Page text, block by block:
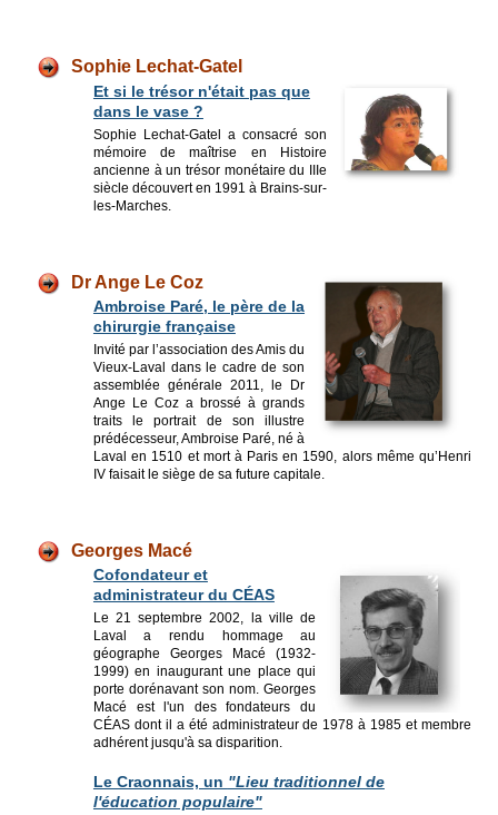
Sophie Lechat-Gatel
Et si le trésor n'était pas que
dans le vase ?
Sophie Lechat-Gatel a consacré son
mémoire de maîtrise en Histoire
ancienne à un trésor monétaire du IIIe
siècle découvert en 1991 à Brains-sur-
les-Marches.
Dr Ange Le Coz
Ambroise Paré, le père de la
chirurgie française
Invité par l’association des Amis du
Vieux-Laval dans le cadre de son
assemblée générale 2011, le Dr
Ange Le Coz a brossé à grands
traits le portrait de son illustre
prédécesseur, Ambroise Paré, né à
Laval en 1510 et mort à Paris en 1590, alors même qu’Henri
IV faisait le siège de sa future capitale.
Georges Macé
Cofondateur et
administrateur du CÉAS
Le 21 septembre 2002, la ville de
Laval a rendu hommage au
géographe Georges Macé (1932-
1999) en inaugurant une place qui
porte dorénavant son nom. Georges
Macé est l'un des fondateurs du
CÉAS dont il a été administrateur de 1978 à 1985 et membre
adhérent jusqu'à sa disparition.
Le Craonnais, un "Lieu traditionnel de
l'éducation populaire"